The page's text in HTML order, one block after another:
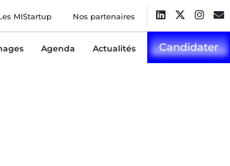
MIStartup Nos partenaires
Agenda Actualités Candidater